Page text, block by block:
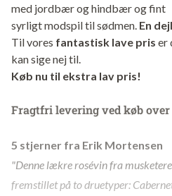
med jordbær og hindbær og fint
syrligt modspil til sødmen. En
Til vores fantastisk lave pris er
kan sige nej til.
Køb nu til ekstra lav pris!
Fragtfri levering ved køb over
5 stjerner fra Erik Mortensen
"Denne lækre rosévin fra
fremstillet på to druetyper: